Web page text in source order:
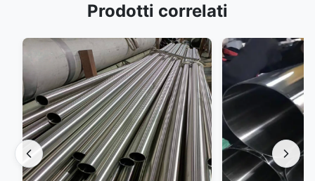
Prodotti correlati